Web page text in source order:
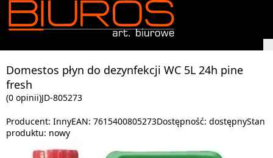
Domestos płyn do dezynfekcji WC 5L 24h pine
fresh
(0 opinii)JD-805273
Producent: InnyEAN: 7615400805273Dostępność: dostępnyStan
produktu: nowy